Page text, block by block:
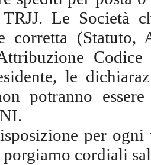
Le Società
corretta
Codice
le
potranno
per
porgiamo cordiali